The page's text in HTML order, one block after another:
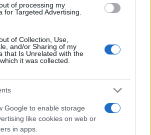
of processing my
for Targeted Advertising.
of Collection, Use,
and/or Sharing of my
that Is Unrelated with the
it was collected.
Google to enable storage
like cookies on web or
in apps.
a gyerekeket és az
Nekem soha
saját gyermekem, és
éveimet a
szenteltem. Szívvel,
éltem,
A legborzasztóbb
se gondoltam arra,
is saját kezemmel